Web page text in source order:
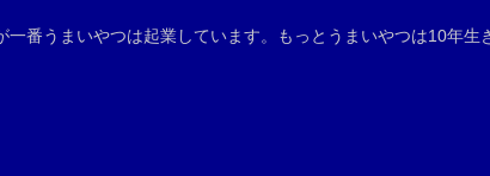
番うまいやつは起業しています。もっとうまいやつは10年生